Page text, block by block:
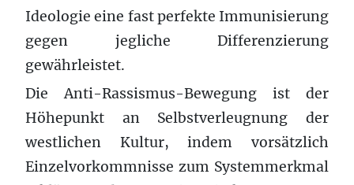
Ideologie eine fast perfekte Immunisierung
gegen jegliche Differenzierung
gewährleistet.
Die Anti-Rassismus-Bewegung ist der
Höhepunkt an Selbstverleugnung der
westlichen Kultur, indem vorsätzlich
Einzelvorkommnisse zum Systemmerkmal